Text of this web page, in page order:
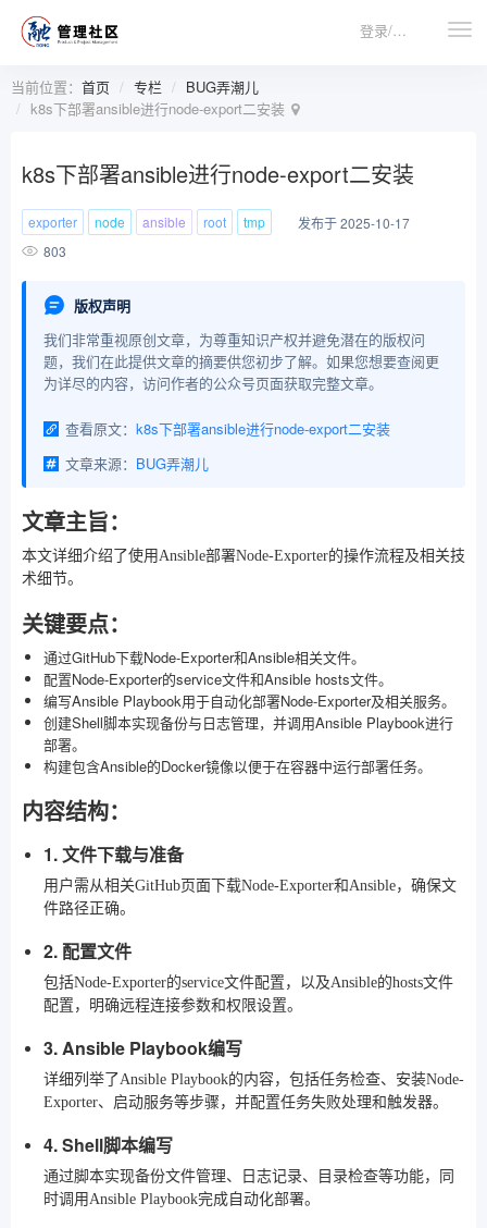
登录/注册
当前位置： 首页 专栏
BUG弄潮儿
k8s下部署ansible进行node-export二安装
k8s下部署ansible进行node-export二安装
exporter node ansible root tmp
发布于 2025-10-17
803
版权声明
我们非常重视原创文章，为尊重知识产权并避免潜在的版权问
题，我们在此提供文章的摘要供您初步了解。如果您想要查阅更
为详尽的内容，访问作者的公众号页面获取完整文章。
查看原文： k8s下部署ansible进行node-export二安装
文章来源： BUG弄潮儿
文章主旨：
本文详细介绍了使用Ansible部署Node-Exporter的操作流程及相关技
术细节。
关键要点：
通过GitHub下载Node-Exporter和Ansible相关文件。
配置Node-Exporter的service文件和Ansible hosts文件。
编写Ansible Playbook用于自动化部署Node-Exporter及相关服务。
创建Shell脚本实现备份与日志管理，并调用Ansible Playbook进行
部署。
构建包含Ansible的Docker镜像以便于在容器中运行部署任务。
内容结构：
1. 文件下载与准备
用户需从相关GitHub页面下载Node-Exporter和Ansible，确保文
件路径正确。
2. 配置文件
包括Node-Exporter的service文件配置，以及Ansible的hosts文件
配置，明确远程连接参数和权限设置。
3. Ansible Playbook编写
详细列举了Ansible Playbook的内容，包括任务检查、安装Node-
Exporter、启动服务等步骤，并配置任务失败处理和触发器。
4. Shell脚本编写
通过脚本实现备份文件管理、日志记录、目录检查等功能，同
时调用Ansible Playbook完成自动化部署。